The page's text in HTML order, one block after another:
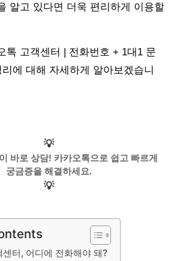
알고 있다면 더욱 편리하게 이용할
톡 고객센터 | 전화번호 + 1대1 문
에 대해 자세하게 알아보겠습니
💡
바로 상담! 카카오톡으로 쉽고 빠르게
궁금증을 해결하세요.
💡
센터, 어디에 전화해야 돼?